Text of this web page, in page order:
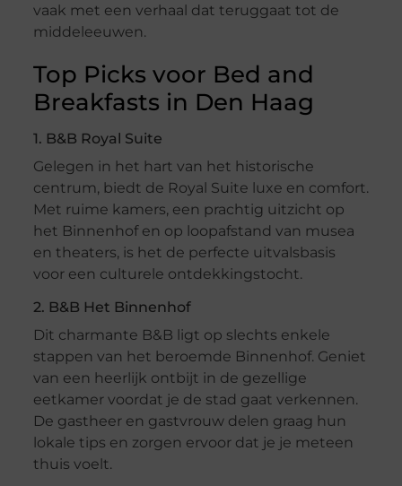
vaak met een verhaal dat teruggaat tot de
middeleeuwen.
Top Picks voor Bed and
Breakfasts in Den Haag
1. B&B Royal Suite
Gelegen in het hart van het historische
centrum, biedt de Royal Suite luxe en comfort.
Met ruime kamers, een prachtig uitzicht op
het Binnenhof en op loopafstand van musea
en theaters, is het de perfecte uitvalsbasis
voor een culturele ontdekkingstocht.
2. B&B Het Binnenhof
Dit charmante B&B ligt op slechts enkele
stappen van het beroemde Binnenhof. Geniet
van een heerlijk ontbijt in de gezellige
eetkamer voordat je de stad gaat verkennen.
De gastheer en gastvrouw delen graag hun
lokale tips en zorgen ervoor dat je je meteen
thuis voelt.